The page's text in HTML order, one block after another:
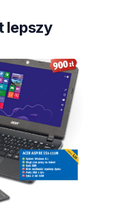
lepszy